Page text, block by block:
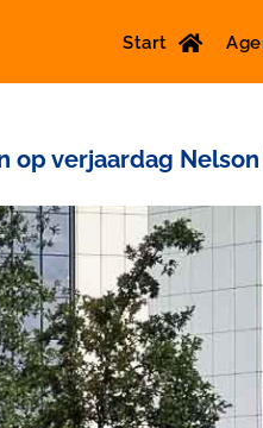
Start
op verjaardag